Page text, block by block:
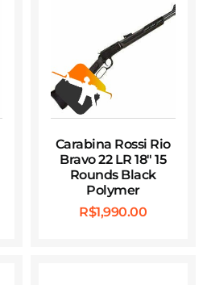
Carabina Rossi Rio
Bravo 22 LR 18″ 15
Rounds Black
Polymer
R$1,990.00